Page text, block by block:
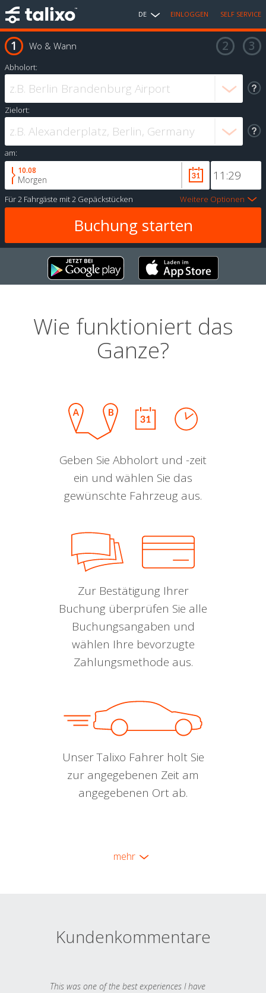
DE EINLOGGEN SELF SERVICE
Wo & Wann
Abholort:
Zielort:
am:
10.08
Morgen
Für2 Fahrgäste mit2 Gepäckstücken Weitere Optionen
Wie funktioniert das
Ganze?
Geben Sie Abholort und -zeit
ein und wählen Sie das
gewünschte Fahrzeug aus.
Zur Bestätigung Ihrer
Buchung überprüfen Sie alle
Buchungsangaben und
wählen Ihre bevorzugte
Zahlungsmethode aus.
Unser Talixo Fahrer holt Sie
zur angegebenen Zeit am
angegebenen Ort ab.
mehr
Kundenkommentare
This was one of the best experiences I have